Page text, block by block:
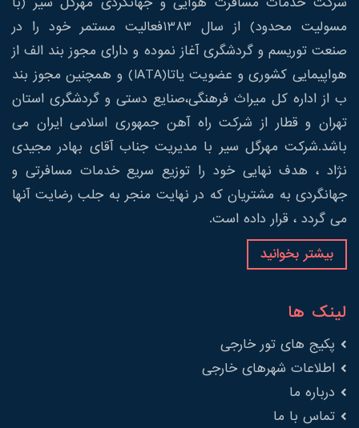
مسولیت محدود) از سال 1383فعالیت مستمر خود را در
صنعت توریسم و گردشگری آغاز نموده و دارای مجوز بند الف از
هواپیمایی کشوری و عضویت یاتا(IATA) و همچنین مجوز بند
ب از اداره کل میراث فرهنگی،صنایع دستی و گردشگری استان
تهران و قطار از شرکت راه آهن جمهوری اسلامی ایران می
باشد.شرکت مهرگل سیر با مدیریت جناب آقای بهادر مجیدی
نژاد ، هدف نهایی خود را توزیع سریع خدمات مسافرتی و
جهانگردی به مشتریان که در نهایت منجر به جلب رضایت آنها
می گردد ، قرار داده است.
بیشتر بخوانید
لینک ها
پکیج های تور خارجی
اطلاعات شهرهای خارجی
درباره ما
تماس با ما